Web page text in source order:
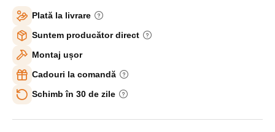
Plată la livrare
Suntem producător direct
Montaj ușor
Cadouri la comandă
Schimb în 30 de zile